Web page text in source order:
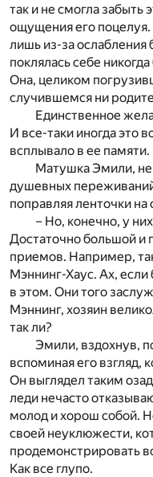
так и не смогла забыть
ощущения его
лишь из-за ослабления
поклялась себе
Она, целиком
случившемся ни
Единственное
И все-таки иногда это
всплывало в ее
Матушка Эмили, не
душевных
поправляя ленточки на
– Но, конечно, у
Достаточно большой и
приемов. Например,
Мэннинг-Хаус. Ах,
в этом. Они того
Мэннинг, хозяин
так ли?
Эмили, вздохнув,
вспоминая его взгляд,
Он выглядел таким
леди нечасто
молод и хорош собой.
своей неуклюжести,
продемонстрировать
Как все глупо.